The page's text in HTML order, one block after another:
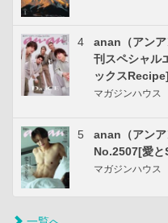
4
anan（アン
刊スペシャル
ックスRecipe]
マガジンハウス
5
anan（アン
No.2507[愛と
マガジンハウス